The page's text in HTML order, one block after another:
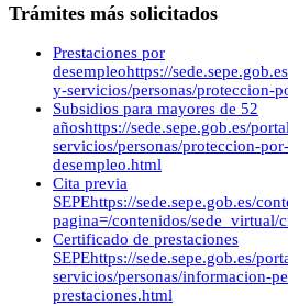
Trámites más solicitados
Prestaciones por
desempleohttps://
y-servicios/personas/proteccion-
Subsidios para mayores de 52
añoshttps://sede.sepe.gob.es/
servicios/personas/proteccion-
desempleo.html
Cita previa
SEPEhttps://sede.sepe.gob.es/
pagina=/contenidos/sede_virtual/
Certificado de prestaciones
SEPEhttps://sede.sepe.gob.es/
servicios/personas/informacion-
prestaciones.html